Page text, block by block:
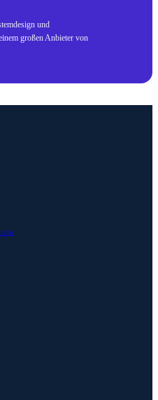
und
großen Anbieter von